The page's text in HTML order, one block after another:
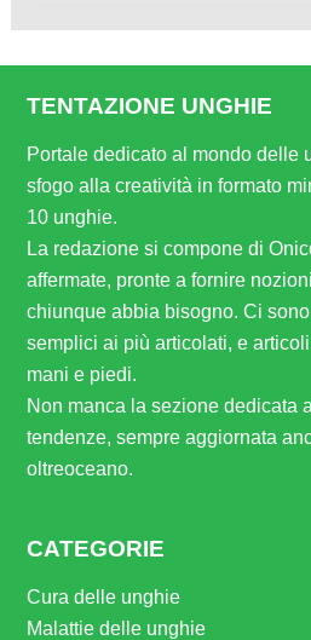
TENTAZIONE UNGHIE
Portale dedicato al mondo delle
sfogo alla creatività in formato
10 unghie.
La redazione si compone di
affermate, pronte a fornire
chiunque abbia bisogno. Ci
semplici ai più articolati, e
mani e piedi.
Non manca la sezione dedicata
tendenze, sempre aggiornata
oltreoceano.
CATEGORIE
Cura delle unghie
Malattie delle unghie